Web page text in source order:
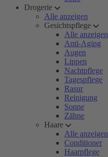
Drogerie
Alle anzeigen
Gesichtspflege
Alle anzeigen
Anti-Aging
Augen
Lippen
Nachtpflege
Tagespflege
Rasur
Reinigung
Sonne
Zähne
Haare
Alle anzeigen
Conditioner
Haarpflege